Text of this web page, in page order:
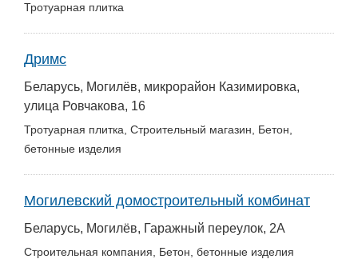
Тротуарная плитка
Дримс
Беларусь, Могилёв, микрорайон Казимировка,
улица Ровчакова, 16
Тротуарная плитка, Строительный магазин, Бетон,
бетонные изделия
Могилевский домостроительный комбинат
Беларусь, Могилёв, Гаражный переулок, 2А
Строительная компания, Бетон, бетонные изделия